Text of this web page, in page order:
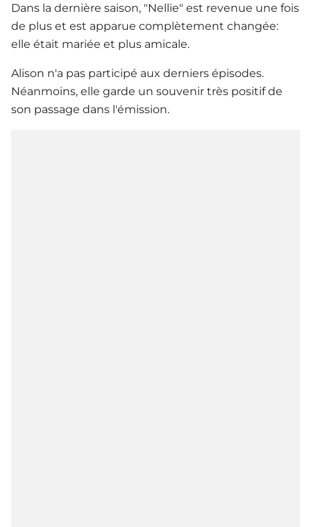
Dans la dernière saison, "Nellie" est revenue une fois
de plus et est apparue complètement changée:
elle était mariée et plus amicale.
Alison n'a pas participé aux derniers épisodes.
Néanmoins, elle garde un souvenir très positif de
son passage dans l'émission.